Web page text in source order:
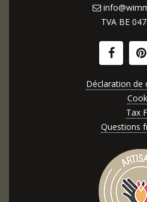
TVA BE
Déclaration de
Tax
Questions